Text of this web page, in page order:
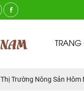
Thị Trường Nông Sản Hôm